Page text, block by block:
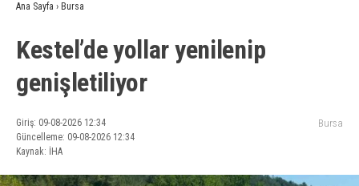
Ana Sayfa › Bursa
Kestel’de yollar yenilenip
genişletiliyor
Giriş: 09-08-2026 12:34
Güncelleme: 09-08-2026 12:34
Kaynak: İHA
Bursa